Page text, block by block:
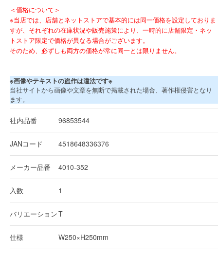
＜価格について＞
※当店では、店舗とネットストアで基本的には同一価格を設定しておりま
すが、それぞれの在庫状況や販売施策により、一時的に店舗限定・ネッ
トストア限定で価格が異なる場合がございます。
そのため、必ずしも両方の価格が常に同一とは限りません。
※画像やテキストの盗作は違法です※
当社サイトから画像や文章を無断で掲載された場合、著作権侵害となり
ます。
社内品番 96853544
JANコード 4518648336376
メーカー品番 4010-352
入数 1
バリエーションT
仕様 W250×H250mm